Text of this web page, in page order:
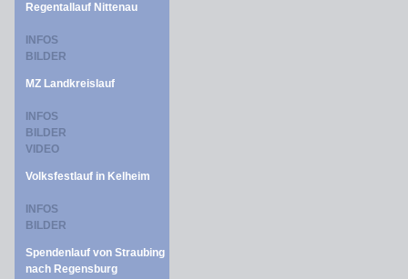
Regentallauf Nittenau
INFOS
BILDER
MZ Landkreislauf
INFOS
BILDER
VIDEO
Volksfestlauf in Kelheim
INFOS
BILDER
Spendenlauf von Straubing
nach Regensburg